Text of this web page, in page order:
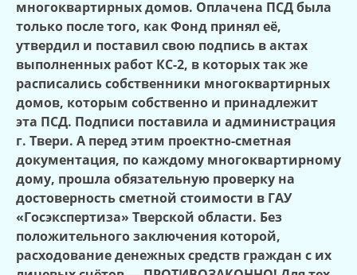
многоквартирных домов. Оплачена ПСД была
только после того, как Фонд принял её,
утвердил и поставил свою подпись в актах
выполненных работ КС-2, в которых так же
расписались собственники многоквартирных
домов, которым собственно и принадлежит
эта ПСД. Подписи поставила и администрация
г. Твери. А перед этим проектно-сметная
документация, по каждому многоквартирному
дому, прошла обязательную проверку на
достоверность сметной стоимости в ГАУ
«Госэкспертиза» Тверской области. Без
положительного заключения которой,
расходование денежных средств граждан с их